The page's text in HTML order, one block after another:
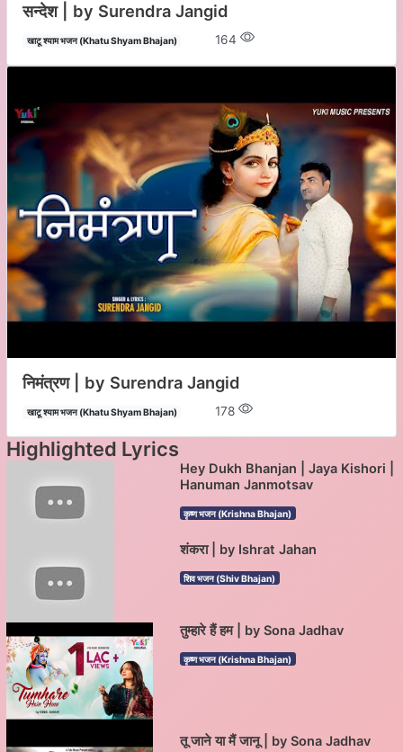
सन्देश | by Surendra Jangid
खाटू श्याम भजन (Khatu Shyam Bhajan) 164
निमंत्रण | by Surendra Jangid
खाटू श्याम भजन (Khatu Shyam Bhajan) 178
Highlighted Lyrics
Hey Dukh Bhanjan | Jaya Kishori |
Hanuman Janmotsav
कृष्ण भजन (Krishna Bhajan)
शंकरा | by Ishrat Jahan
शिव भजन (Shiv Bhajan)
तुम्हारे हैं हम | by Sona Jadhav
कृष्ण भजन (Krishna Bhajan)
तू जाने या मैं जानू | by Sona Jadhav